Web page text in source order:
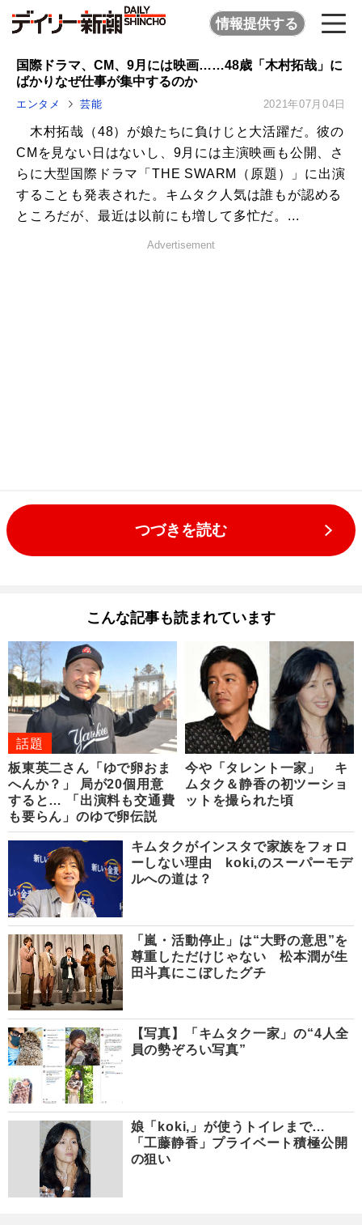
情報提供する
国際ドラマ、CM、9月には映画……48歳「木村拓哉」に
ばかりなぜ仕事が集中するのか
エンタメ 芸能 2021年07月04日
木村拓哉（48）が娘たちに負けじと大活躍だ。彼の
CMを見ない日はないし、9月には主演映画も公開、さ
らに大型国際ドラマ「THE SWARM（原題）」に出演
することも発表された。キムタク人気は誰もが認める
ところだが、最近は以前にも増して多忙だ。...
Advertisement
つづきを読む
こんな記事も読まれています
話題
板東英二さん「ゆで卵おま
へんか？」 局が20個用意
すると… 「出演料も交通費
も要らん」のゆで卵伝説
今や「タレント一家」 キ
ムタク＆静香の初ツーショ
ットを撮られた頃
キムタクがインスタで家族をフォロ
ーしない理由 koki,のスーパーモデ
ルへの道は？
「嵐・活動停止」は“大野の意思”を
尊重しただけじゃない 松本潤が生
田斗真にこぼしたグチ
【写真】「キムタク一家」の“4人全
員の勢ぞろい写真”
娘「koki,」が使うトイレまで…
「工藤静香」プライベート積極公開
の狙い